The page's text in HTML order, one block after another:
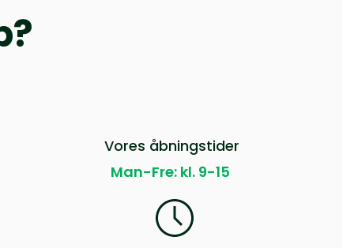
Vores åbningstider
Man-Fre: kl. 9-15